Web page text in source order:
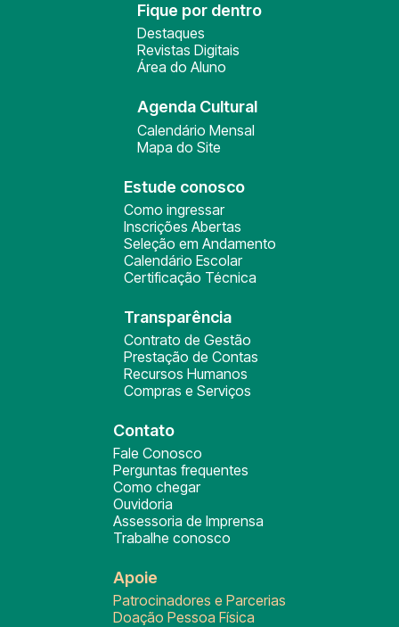
Fique por dentro
Destaques
Revistas Digitais
Área do Aluno
Agenda Cultural
Calendário Mensal
Mapa do Site
Estude conosco
Como ingressar
Inscrições Abertas
Seleção em Andamento
Calendário Escolar
Certificação Técnica
Transparência
Contrato de Gestão
Prestação de Contas
Recursos Humanos
Compras e Serviços
Contato
Fale Conosco
Perguntas frequentes
Como chegar
Ouvidoria
Assessoria de Imprensa
Trabalhe conosco
Apoie
Patrocinadores e Parcerias
Doação Pessoa Física